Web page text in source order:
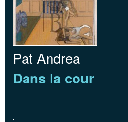
Pat Andrea
Dans la cour